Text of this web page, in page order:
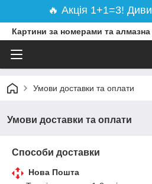
🔥 Акція 1+1=3!
Картини за номерами та алмазна
Умови доставки та оплати
Умови доставки та оплати
Способи доставки
Нова Пошта